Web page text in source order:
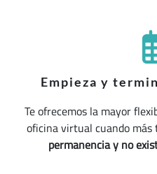
Empieza y
Te ofrecemos la mayor
oficina virtual cuando más
permanencia y no